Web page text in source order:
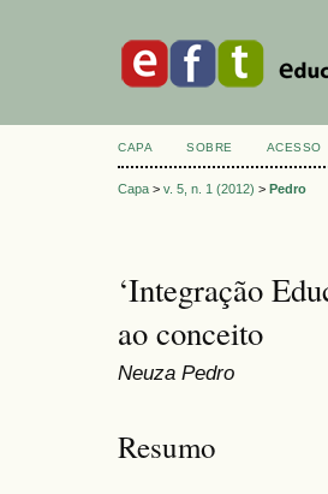
CAPA SOBRE ACESSO
Capa > v. 5, n. 1 (2012) > Pedro
‘Integração
ao conceito
Neuza Pedro
Resumo